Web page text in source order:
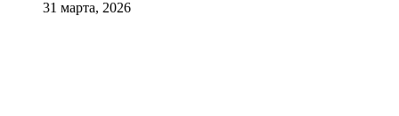
31 марта, 2026